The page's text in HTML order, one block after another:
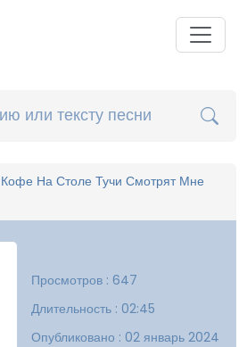
На Столе Тучи Смотрят Мне
Просмотров : 647
Длительность : 02:45
Опубликовано : 02 январь 2024